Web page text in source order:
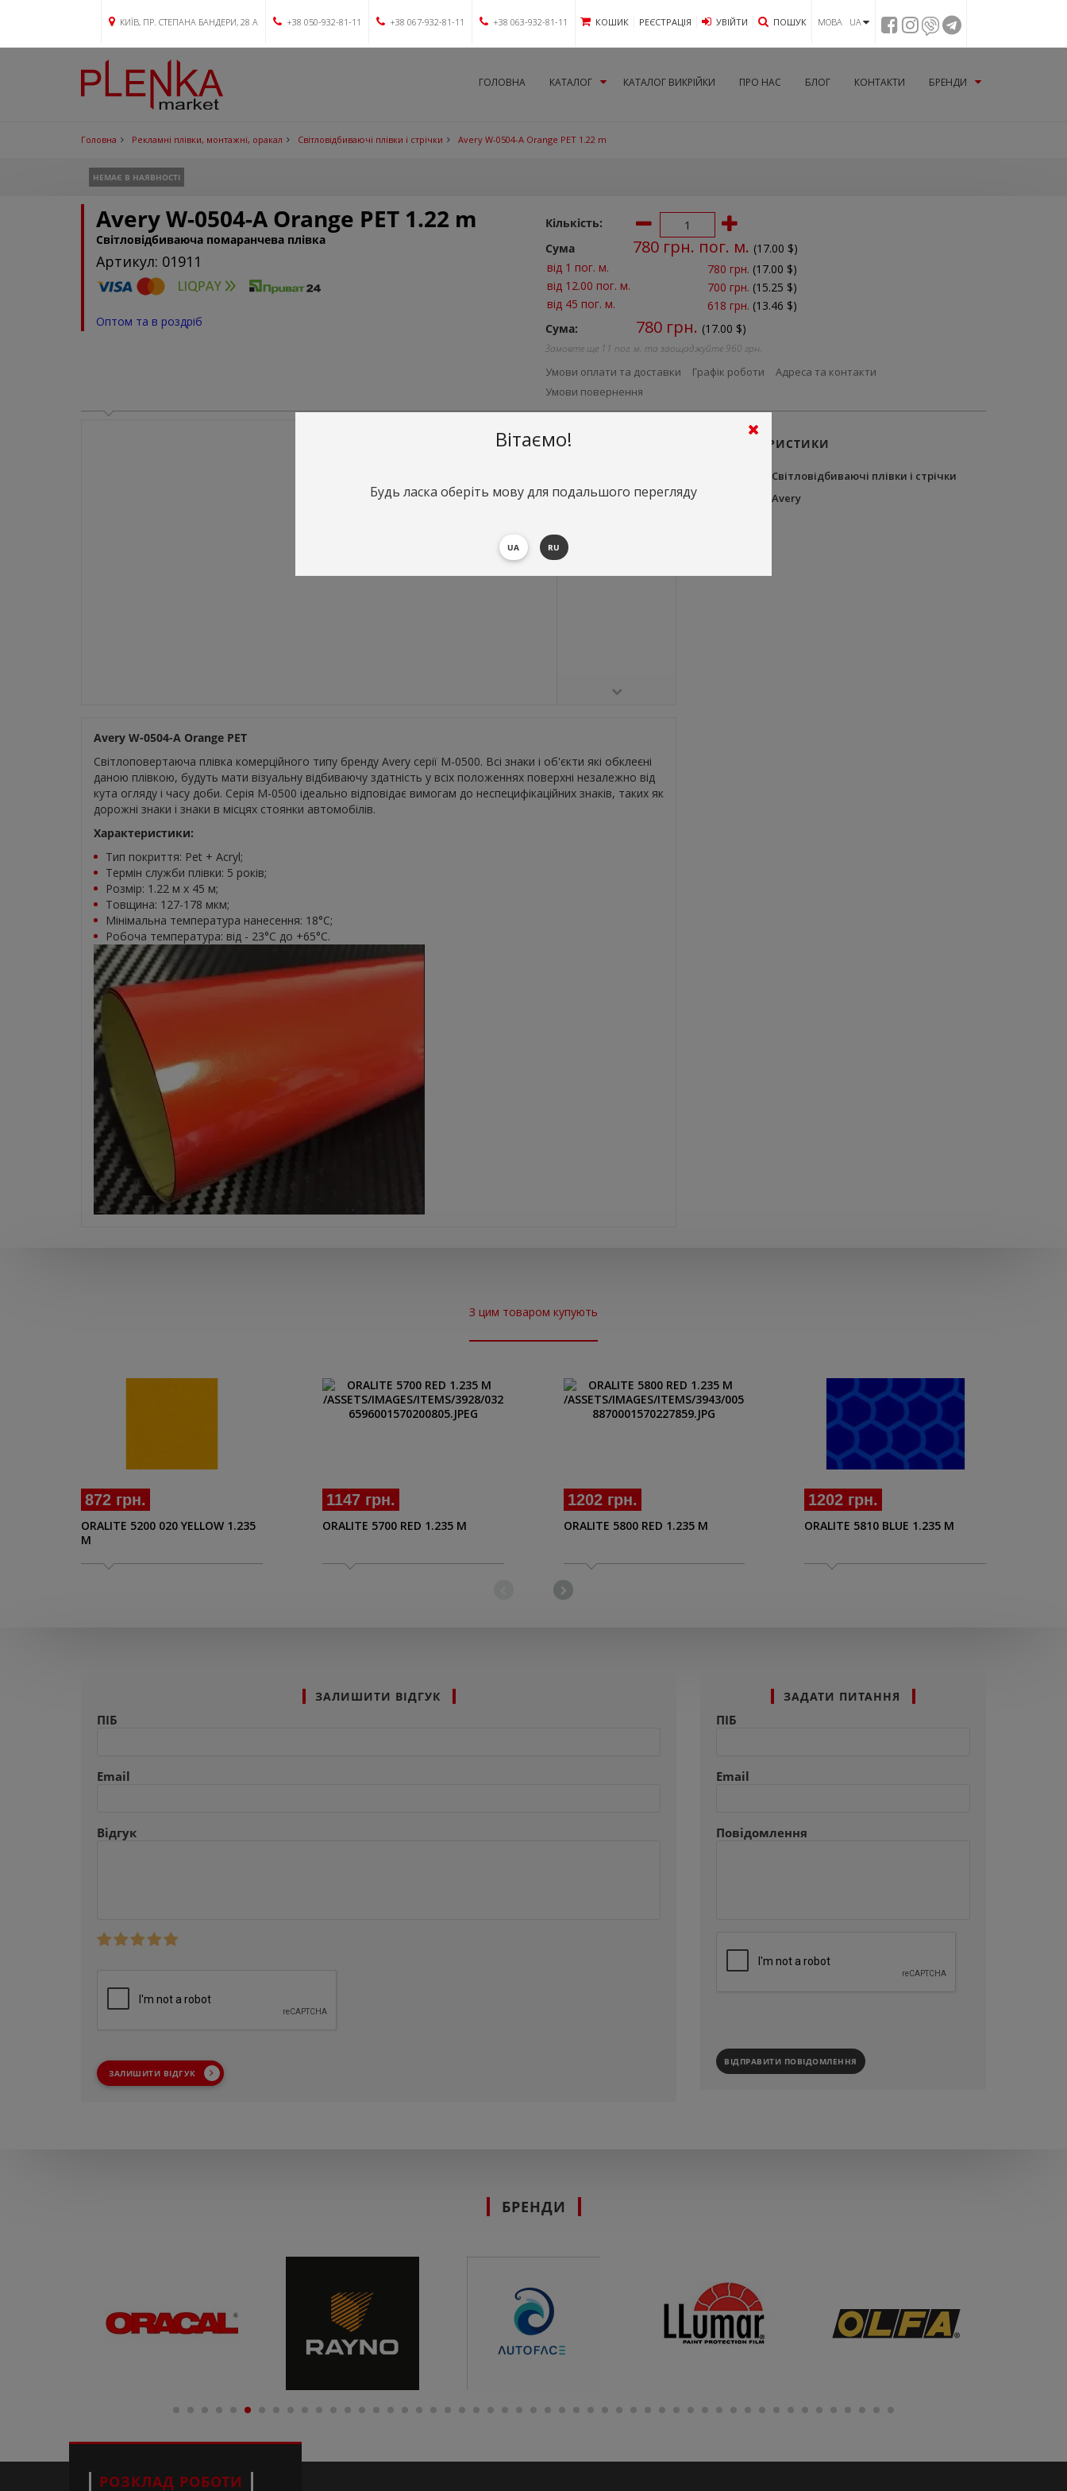
КИЇВ, ПР. СТЕПАНА БАНДЕРИ, 28 А +38 050-932-81-11 +38 067-932-81-11 +38 063-932-81-11 КОШИК РЕЄСТРАЦІЯ УВIЙТИ ПОШУК МОВА UA
ГОЛОВНА КАТАЛОГ КАТАЛОГ ВИКРІЙКИ ПРО НАС БЛОГ КОНТАКТИ БРЕНДИ
Головна Рекламні плівки, монтажні, оракал Світловідбиваючі плівки і стрічки Avery W-0504-A Orange PET 1.22 m
НЕМАЄ В НАЯВНОСТІ
Avery W-0504-A Orange PET 1.22 m
Світловідбиваюча помаранчева плівка
Артикул: 01911
Оптом та в роздріб
Кількість:
Сума
780 грн. пог. м. (17.00 $)
від 1 пог. м.
780 грн. (17.00 $)
від 12.00 пог. м.
700 грн. (15.25 $)
від 45 пог. м.
618 грн. (13.46 $)
Сума:
780 грн. (17.00 $)
Замовте ще 11 пог. м. та заощаджуйте 960 грн.
Умови оплати та доставки Графік роботи
Адреса та контакти
Умови повернення
Avery W-0504-A Orange PET
Світлоповертаюча плівка комерційного типу бренду Avery серії M-0500. Всі знаки і об'єкти які обклеєні
даною плівкою, будуть мати візуальну відбиваючу здатність у всіх положеннях поверхні незалежно від
кута огляду і часу доби. Серія M-0500 ідеально відповідає вимогам до неспецифікаційних знаків, таких як
дорожні знаки і знаки в місцях стоянки автомобілів.
Характеристики:
Тип покриття: Pet + Acryl;
Термін служби плівки: 5 років;
Розмір: 1.22 м х 45 м;
Товщина: 127-178 мкм;
Мінімальна температура нанесення: 18°С;
Робоча температура: від - 23°С до +65°С.
ХАРАКТЕРИСТИКИ
Світловідбиваючі плівки і стрічки
Avery
З цим товаром купують
872 грн.
ORALITE 5200 020 YELLOW 1.235
M
1147 грн.
ORALITE 5700 RED 1.235 M
1202 грн.
ORALITE 5800 RED 1.235 M
1202 грн.
ORALITE 5810 BLUE 1.235 M
ЗАЛИШИТИ ВІДГУК
ПІБ
Email
Відгук
ЗАЛИШИТИ ВІДГУК
ЗАДАТИ ПИТАННЯ
ПІБ
Email
Повідомлення
ВІДПРАВИТИ ПОВІДОМЛЕННЯ
БРЕНДИ
РОЗКЛАД РОБОТИ
Вітаємо!
Будь ласка оберіть мову для подальшого перегляду
UA RU